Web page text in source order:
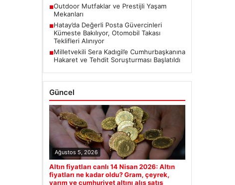
■Outdoor Mutfaklar ve Prestijli Yaşam
Mekanları
■Hatay’da Değerli Posta Güvercinleri
Kümeste Bakılıyor, Otomobil Takası
Teklifleri Alınıyor
■Milletvekili Sera Kadıgil’e Cumhurbaşkanına
Hakaret ve Tehdit Soruşturması Başlatıldı
Güncel
Ağustos 5, 2026
Altın fiyatları canlı 14 Nisan 2026: Altın
fiyatları ne kadar oldu? Gram, çeyrek,
yarım ve cumhuriyet altını alış satış